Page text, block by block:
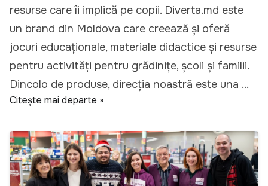
resurse care îi implică pe copii. Diverta.md este
un brand din Moldova care creează și oferă
jocuri educaționale, materiale didactice și resurse
pentru activități pentru grădinițe, școli și familii.
Dincolo de produse, direcția noastră este una ...
Citește mai departe »